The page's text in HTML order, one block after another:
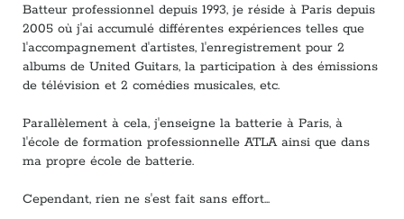
Batteur professionnel depuis 1993, je réside à Paris depuis
2005 où j'ai accumulé différentes expériences telles que
l'accompagnement d'artistes, l'enregistrement pour 2
albums de United Guitars, la participation à des émissions
de télévision et 2 comédies musicales, etc.
Parallèlement à cela, j'enseigne la batterie à Paris, à
l'école de formation professionnelle ATLA ainsi que dans
ma propre école de batterie.
Cependant, rien ne s'est fait sans effort...